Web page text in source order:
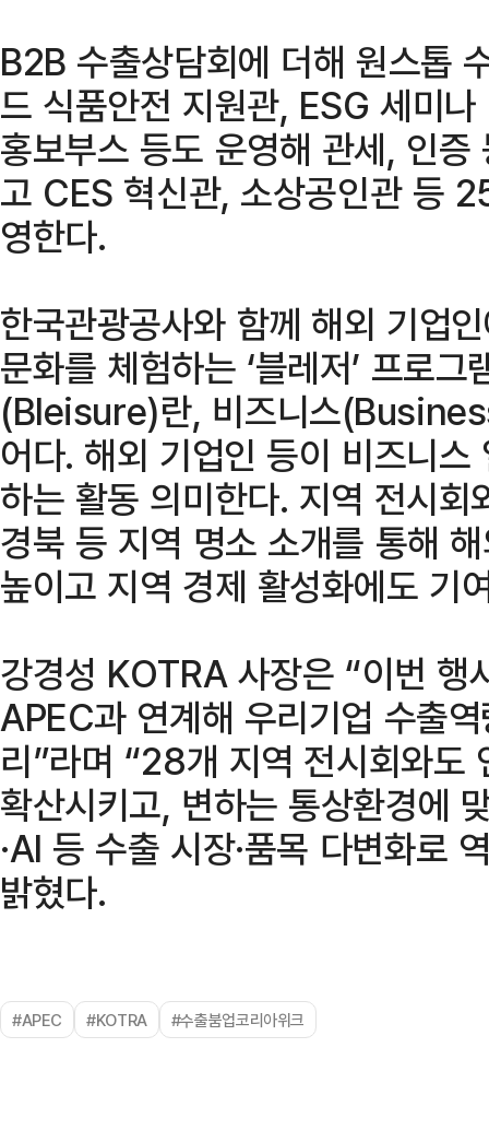
B2B 수출상담회에 더해 원스톱
드 식품안전 지원관, ESG 세미
홍보부스 등도 운영해 관세, 인
고 CES 혁신관, 소상공인관 등
영한다.
한국관광공사와 함께 해외 기업
문화를 체험하는 ‘블레저’ 프로
(Bleisure)란, 비즈니스
어다. 해외 기업인 등이 비즈니
하는 활동 의미한다. 지역 전시
경북 등 지역 명소 소개를 통해
높이고 지역 경제 활성화에도 기
강경성 KOTRA 사장은 “이번 행
APEC과 연계해 우리기업 수출
리”라며 “28개 지역 전시회와도
확산시키고, 변하는 통상환경에
·AI 등 수출 시장·품목 다변화로
밝혔다.
#APEC #KOTRA #수출붐업코리아위크